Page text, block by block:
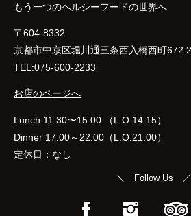
もう一つのヘルシーフードの世界へ
〒604-8332
京都市中京区堀川通三条西入橋西町672
TEL:075-600-2233
お店のページへ
Lunch 11:30〜15:00 （L.O.14:15）
Dinner 17:00～22:00（L.O.21:00）
定休日：なし
＼ Follow Us ／
Facebook